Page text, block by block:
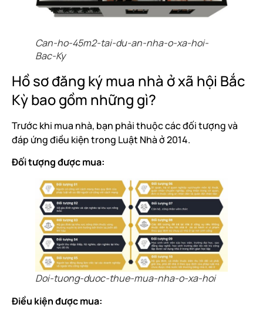
Can-ho-45m2-tai-du-an-nha-o-xa-hoi-
Bac-Ky
Hồ sơ đăng ký mua nhà ở xã hội Bắc
Kỳ bao gồm những gì?
Trước khi mua nhà, bạn phải thuộc các đối tượng và
đáp ứng điều kiện trong Luật Nhà ở 2014.
Đối tượng được mua:
Doi-tuong-duoc-thue-mua-nha-o-xa-hoi
Điều kiện được mua: